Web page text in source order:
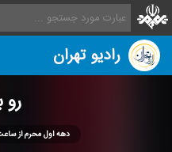
رادیو تهران
رو
دهه اول محرم از ساعت ۱۸:۳۰ به مدت ۴۵